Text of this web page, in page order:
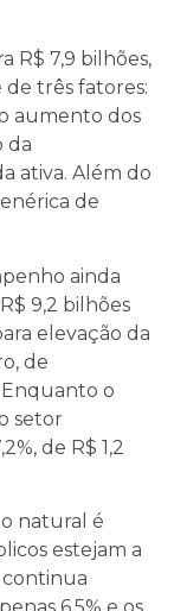
R$ 7,9 bilhões,
três fatores:
aumento dos
da
ativa. Além do
de
ainda
9,2 bilhões
elevação da
de
o
setor
de R$ 1,2
natural é
estejam a
continua